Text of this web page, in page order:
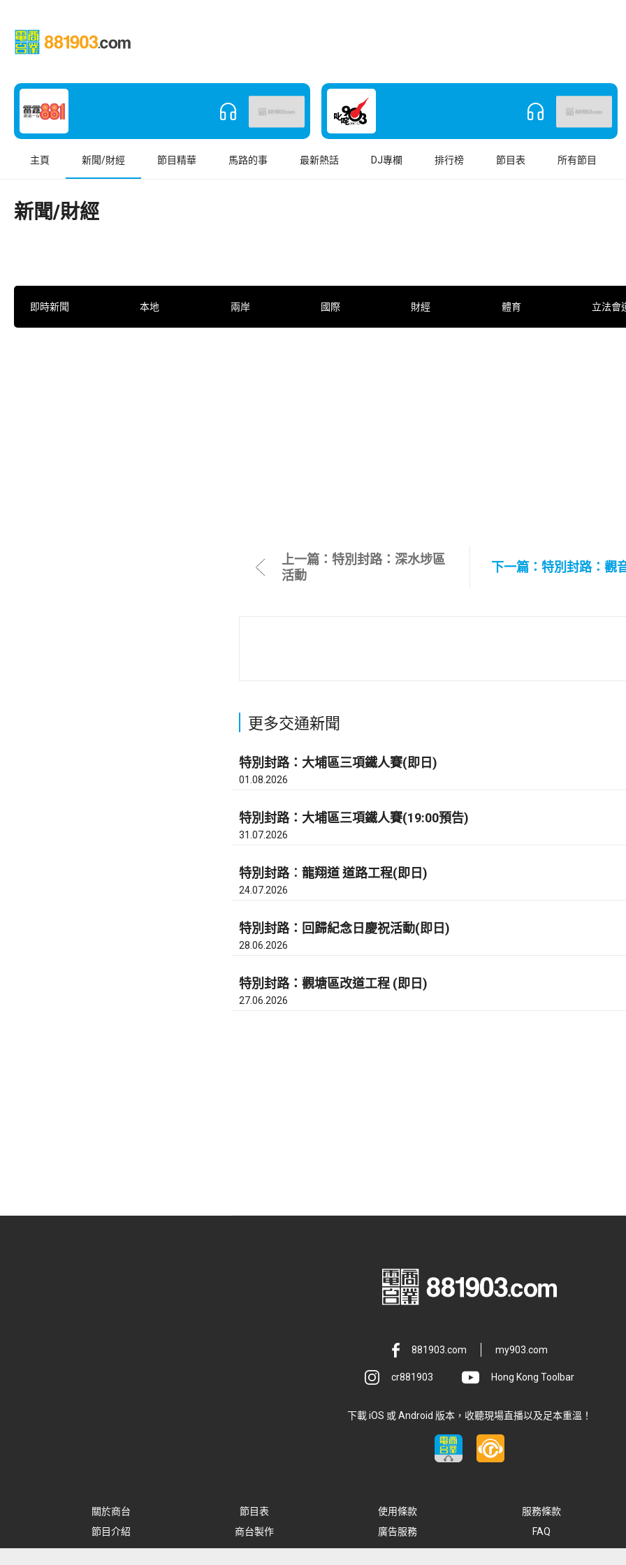
主頁 新聞/財經 節目精華 馬路的事 最新熱話 DJ專欄 排行榜 節目表 所有節目
新聞/財經
即時新聞 本地 兩岸 國際 財經 體育 立法會
上一篇：特別封路：深水埗區
活動
下一篇：特別封路：觀
更多交通新聞
特別封路：大埔區三項鐵人賽(即日)
01.08.2026
特別封路：大埔區三項鐵人賽(19:00預告)
31.07.2026
特別封路︰龍翔道 道路工程(即日)
24.07.2026
特別封路：回歸紀念日慶祝活動(即日)
28.06.2026
特別封路：觀塘區改道工程 (即日)
27.06.2026
881903.com my903.com
cr881903 Hong Kong Toolbar
下載 iOS 或 Android 版本，收聽現場直播以及足本重溫！
關於商台 節目表 使用條款
服務條款
節目介紹
商台製作 廣告服務 FAQ